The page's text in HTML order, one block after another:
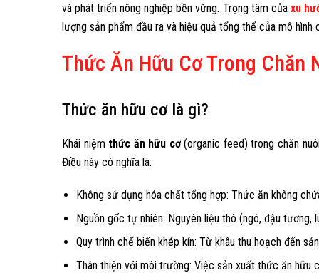
và phát triển nông nghiệp bền vững. Trọng tâm của xu
lượng sản phẩm đầu ra và hiệu quả tổng thể của mô hình
Thức Ăn Hữu Cơ Trong Chăn
Thức ăn hữu cơ là gì?
Khái niệm thức ăn hữu cơ(organic feed) trong chăn
Điều này có nghĩa là:
Không sử dụng hóa chất tổng hợp: Thức ăn không
Nguồn gốc tự nhiên: Nguyên liệu thô (ngô, đậu
Quy trình chế biến khép kín: Từ khâu thu hoạch đến
Thân thiện với môi trường: Việc sản xuất thức ăn hữu